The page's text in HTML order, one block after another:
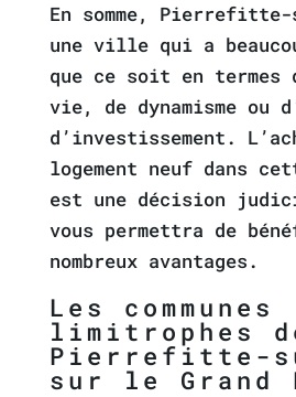
En somme,
une ville qui a
que ce soit en termes
vie, de dynamisme ou
d’investissement.
logement neuf dans
est une décision
vous permettra de
nombreux avantages.
Les communes
limitrophes
Pierrefitte-
sur le Grand